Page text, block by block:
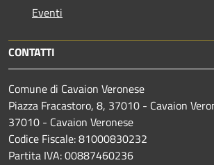
Eventi
CONTATTI
Comune di Cavaion Veronese
Piazza Fracastoro, 8, 37010 - Cavaion
37010 - Cavaion Veronese
Codice Fiscale: 81000830232
Partita IVA: 00887460236